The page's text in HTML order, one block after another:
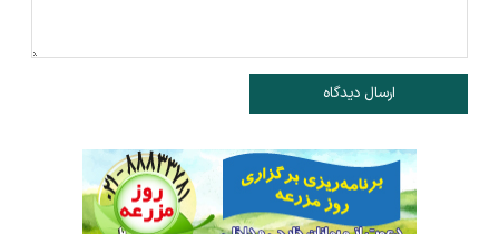
ارسال دیدگاه